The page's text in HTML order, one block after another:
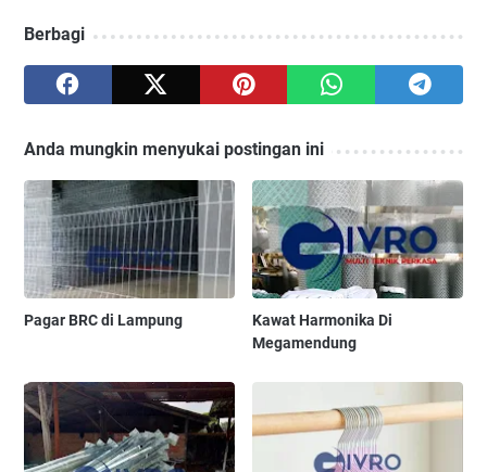
Berbagi
Anda mungkin menyukai postingan ini
Pagar BRC di Lampung
Kawat Harmonika Di
Megamendung